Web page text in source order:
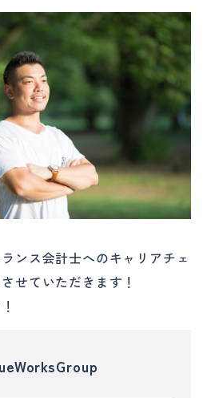
ンス会計士へのキャリアチェ
せていただきます！